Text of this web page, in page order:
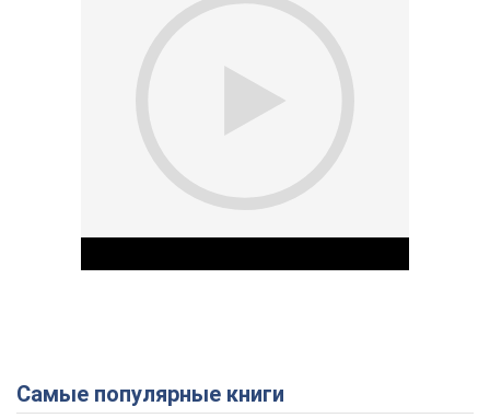
Play Video
Самые популярные книги